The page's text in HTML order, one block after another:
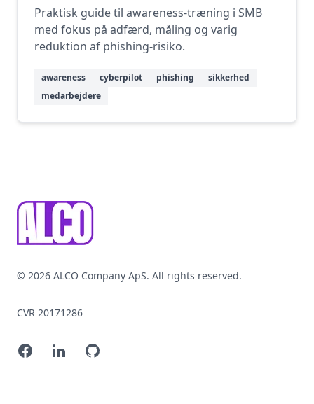
Praktisk guide til awareness-træning i SMB
med fokus på adfærd, måling og varig
reduktion af phishing-risiko.
awareness cyberpilot phishing
sikkerhed
medarbejdere
© 2026 ALCO Company ApS. All rights reserved.
CVR 20171286
FacebookLinkedInGitHub